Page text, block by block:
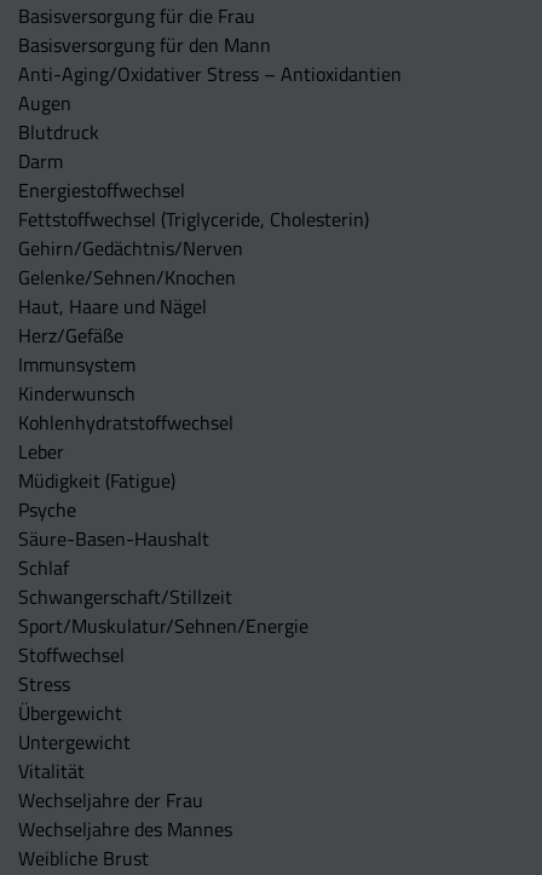
Basisversorgung für die Frau
Basisversorgung für den Mann
Anti-Aging/Oxidativer Stress – Antioxidantien
Augen
Blutdruck
Darm
Energiestoffwechsel
Fettstoffwechsel (Triglyceride, Cholesterin)
Gehirn/Gedächtnis/Nerven
Gelenke/Sehnen/Knochen
Haut, Haare und Nägel
Herz/Gefäße
Immunsystem
Kinderwunsch
Kohlenhydratstoffwechsel
Leber
Müdigkeit (Fatigue)
Psyche
Säure-Basen-Haushalt
Schlaf
Schwangerschaft/Stillzeit
Sport/Muskulatur/Sehnen/Energie
Stoffwechsel
Stress
Übergewicht
Untergewicht
Vitalität
Wechseljahre der Frau
Wechseljahre des Mannes
Weibliche Brust